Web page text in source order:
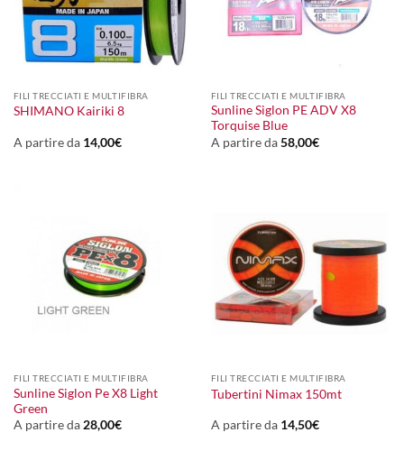
FILI TRECCIATI E MULTIFIBRA
SHIMANO Kairiki 8
A partire da 14,00€
FILI TRECCIATI E MULTIFIBRA
Sunline Siglon PE ADV X8
Torquise Blue
A partire da58,00€
FILI TRECCIATI E MULTIFIBRA
Sunline Siglon Pe X8 Light
Green
A partire da28,00€
FILI TRECCIATI E MULTIFIBRA
Tubertini Nimax 150mt
A partire da 14,50€